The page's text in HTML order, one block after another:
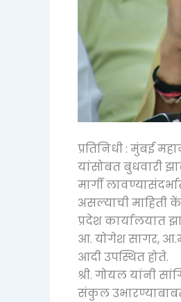
प्रतिनिधी : मुंबई
यांसोबत बुधवारी
मार्गी
असल्याची माहिती
प्रदेश कार्यालयात
आ. योगेश सागर,
आदी उपस्थित होते.
श्री. गोयल यांनी
संकुल